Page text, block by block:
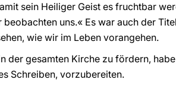
sein Heiliger Geist es fruchtbar
uns.« Es war auch der
wie wir im Leben vorangehen.
der gesamten Kirche zu fördern,
Schreiben, vorzubereiten.